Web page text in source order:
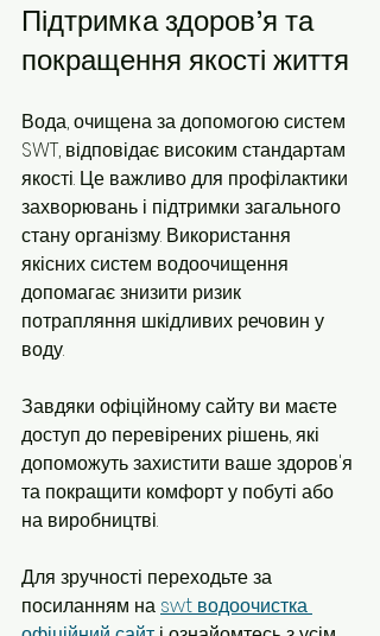
Підтримка здоров'я та
покращення якості життя
Вода, очищена за допомогою систем
SWT, відповідає високим стандартам
якості. Це важливо для профілактики
захворювань і підтримки загального
стану організму. Використання
якісних систем водоочищення
допомагає знизити ризик
потрапляння шкідливих речовин у
воду.
Завдяки офіційному сайту ви маєте
доступ до перевірених рішень, які
допоможуть захистити ваше здоров'я
та покращити комфорт у побуті або
на виробництві.
Для зручності переходьте за
посиланням на swt водоочистка